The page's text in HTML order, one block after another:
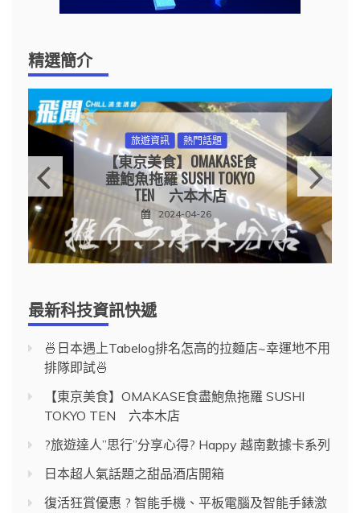
精選簡介
旅遊資訊
熱門話題
產品快訊
?旅遊達人”思行”分享心
得? HAPPY 越南數據卡系
列
2024-04-10
最新科技資訊快遞
🍜日本遇上Tabelog排名怎高的拉麵店~幸運地不用
排隊即試🍜
【東京美食】OMAKASE食盡鮑魚拖羅 SUSHI
TOKYO TEN 六本木店
?旅遊達人”思行”分享心得? Happy 越南數據卡系列
日本超人氣話題之甜品酒店開箱
復活狂賞優惠 ? 智能手機、平板電腦及智能手錶激